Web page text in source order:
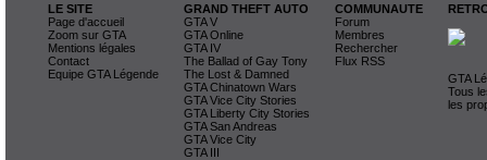
LE SITE
Page d'accueil
Zoom sur GTA
Mentions légales
Contact
Equipe GTA Légende
GRAND THEFT AUTO
GTA V
GTA Online
GTA IV
The Ballad of Gay Tony
The Lost & Damned
GTA Chinatown Wars
GTA Vice City Stories
GTA Liberty City Stories
GTA San Andreas
GTA Vice City
GTA III
COMMUNAUTE
Forum
Membres
Rechercher
Flux RSS
GTA
Tous
les